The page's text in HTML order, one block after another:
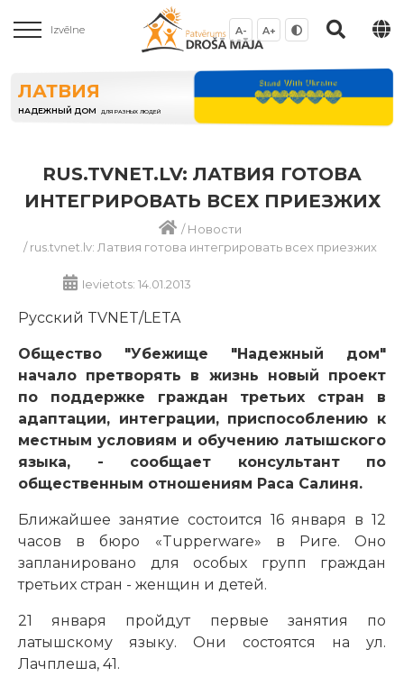
Izvēlne A- A+
ЛАТВИЯ
НАДЕЖНЫЙ ДОМ ДЛЯ РАЗНЫХ ЛЮДЕЙ
RUS.TVNET.LV: ЛАТВИЯ ГОТОВА
ИНТЕГРИРОВАТЬ ВСЕХ ПРИЕЗЖИХ
/Новости
/rus.tvnet.lv: Латвия готова интегрировать всех приезжих
Ievietots: 14.01.2013
Русский TVNET/LETA
Общество "Убежище "Надежный дом"
начало претворять в жизнь новый проект
по поддержке граждан третьих стран в
адаптации, интеграции, приспособлению к
местным условиям и обучению латышского
языка, - сообщает консультант по
общественным отношениям Раса Салиня.
Ближайшее занятие состоится 16 января в 12
часов в бюро «Tupperware» в Риге. Оно
запланировано для особых групп граждан
третьих стран - женщин и детей.
21 января пройдут первые занятия по
латышскому языку. Они состоятся на ул.
Лачплеша, 41.